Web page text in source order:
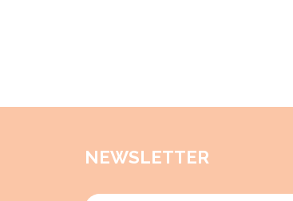
NEWSLETTER